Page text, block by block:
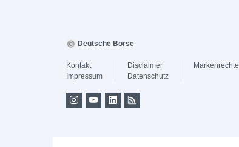
Deutsche Börse
Kontakt
Impressum
Disclaimer
Datenschutz
Markenrechte